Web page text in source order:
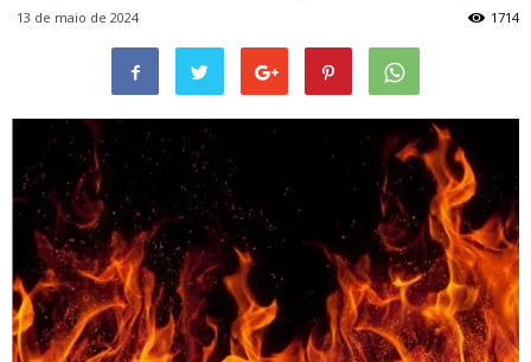
13 de maio de 2024 1714